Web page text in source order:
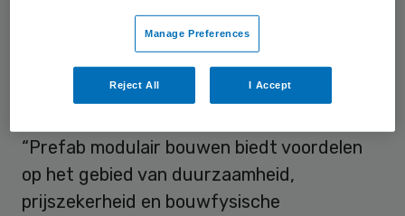
duurzame en bouwfysische voordelen van
Prijszekerheid
“Prefab modulair bouwen biedt voordelen
op het gebied van duurzaamheid,
prijszekerheid en bouwfysische
Manage Preferences
Reject All I Accept